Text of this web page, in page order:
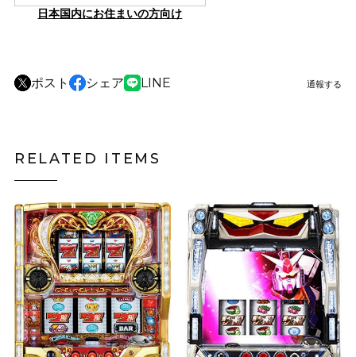
日本国内にお住まいの方向け
ポスト シェア LINE 通報する
RELATED ITEMS